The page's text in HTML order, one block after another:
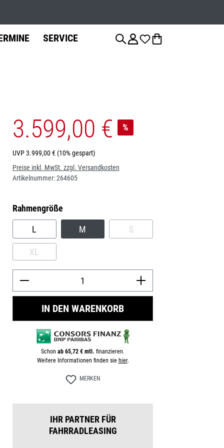
Fahrradteile
Sattelstützen
Bremsen
SERVICE
Fahrrad-
Montage
Jobs
3.599,00 € %
UVP3.999,00 €(10% gespart)
Preise inkl. MwSt. zzgl. Versandkosten
Artikelnummer:264605
Rahmengrößeauswählen
L M S
(DIESE OPTION IST ZURZEIT
XL
(DIESE OPTION IST ZURZEIT NICHT VERFÜGBAR.)
IN DEN WARENKORB
Schon ab 65,72 € mtl. finanzieren.
Weitere Informationen finden sie hier.
MERKEN
IHR PARTNER FÜR
FAHRRADLEASING